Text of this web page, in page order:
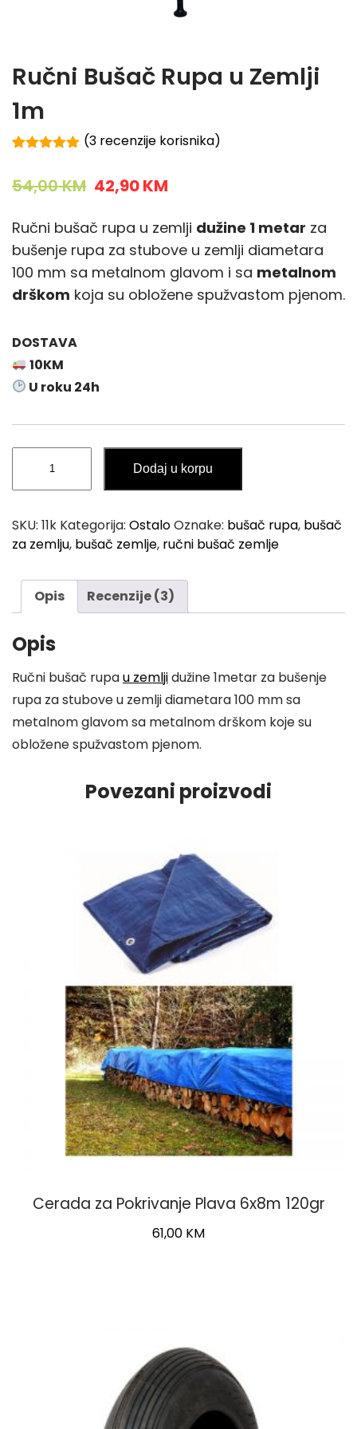
Ručni Bušač Rupa u Zemlji
1m
od ukupno
(3 recenzije korisnika)
54,00KM O
i
g
i
n
r
c
e
a
s
:
4
,
K
M
.
42,90KM
r
r
e
n
e
i
s
:
4
2
9
0
M
.
Ručni bušač rupa u zemlji dužine 1 metar za
bušenje rupa za stubove u zemlji diametara
100 mm sa metalnom glavom i sa metalnom
drškom koja su obložene spužvastom pjenom.
DOSTAVA
10KM
U roku 24h
Rupa
Zemlji
1m
Dodaj u korpu
SKU: 11k Kategorija: OstaloOznake: bušač rupa, bušač
za zemlju, bušač zemlje, ručni bušač zemlje
Opis Recenzije (3)
Opis
Ručni bušač rupau zemljidužine 1metar za bušenje
rupa za stubove u zemlji diametara 100 mm sa
metalnom glavom sa metalnom drškom koje su
obložene spužvastom pjenom.
Povezani proizvodi
Cerada za Pokrivanje Plava 6x8m 120gr
61,00 KM